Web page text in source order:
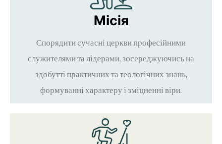
Місія
Спорядити сучасні церкви професійними
служителями та лідерами, зосереджуючись на
здобутті практичних та теологічних знань,
формуванні характеру і зміцненні віри.